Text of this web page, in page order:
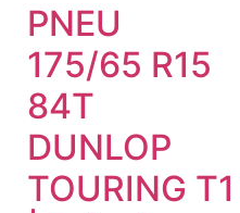
PNEU
175/65 R15
84T
DUNLOP
TOURING T1